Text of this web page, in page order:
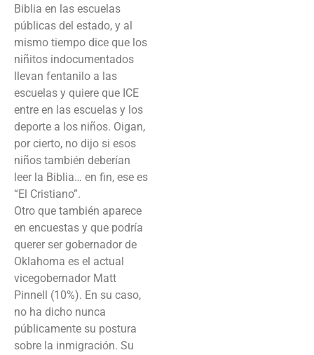
Biblia en las escuelas
públicas del estado, y al
mismo tiempo dice que los
niñitos indocumentados
llevan fentanilo a las
escuelas y quiere que ICE
entre en las escuelas y los
deporte a los niños. Oigan,
por cierto, no dijo si esos
niños también deberían
leer la Biblia… en fin, ese es
“El Cristiano”.
Otro que también aparece
en encuestas y que podría
querer ser gobernador de
Oklahoma es el actual
vicegobernador Matt
Pinnell (10%). En su caso,
no ha dicho nunca
públicamente su postura
sobre la inmigración. Su